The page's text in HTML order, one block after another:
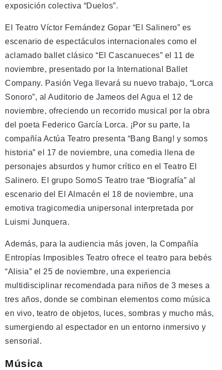
exposición colectiva “Duelos”.
El Teatro Víctor Fernández Gopar “El Salinero” es
escenario de espectáculos internacionales como el
aclamado ballet clásico “El Cascanueces” el 11 de
noviembre, presentado por la International Ballet
Company. Pasión Vega llevará su nuevo trabajo, “Lorca
Sonoro”, al Auditorio de Jameos del Agua el 12 de
noviembre, ofreciendo un recorrido musical por la obra
del poeta Federico García Lorca. ¡Por su parte, la
compañía Actúa Teatro presenta “Bang Bang! y somos
historia” el 17 de noviembre, una comedia llena de
personajes absurdos y humor crítico en el Teatro El
Salinero. El grupo SomoS Teatro trae “Biografía” al
escenario del El Almacén el 18 de noviembre, una
emotiva tragicomedia unipersonal interpretada por
Luismi Junquera.
Además, para la audiencia más joven, la Compañía
Entropías Imposibles Teatro ofrece el teatro para bebés
“Alisia” el 25 de noviembre, una experiencia
multidisciplinar recomendada para niños de 3 meses a
tres años, donde se combinan elementos como música
en vivo, teatro de objetos, luces, sombras y mucho más,
sumergiendo al espectador en un entorno inmersivo y
sensorial.
Música